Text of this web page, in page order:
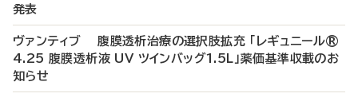
発表
ヴァンティブ 腹膜透析治療の選択肢拡充 「レギュニール®
4.25 腹膜透析液 UV ツインバッグ1.5L」薬価基準収載のお
知らせ